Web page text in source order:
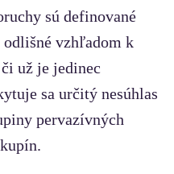
sú definované
odlišné vzhľadom k
už je jedinec
sa určitý nesúhlas
pervazívných